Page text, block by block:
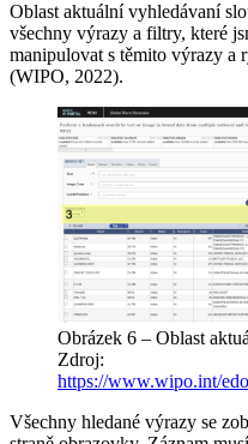
Oblast aktuální vyhledávaní
všechny výrazy a filtry, které
manipulovat s těmito výrazy a
(WIPO, 2022).
Obrázek 6 – Oblast
Zdroj:
https://www.wipo.int/
Všechny hledané výrazy se